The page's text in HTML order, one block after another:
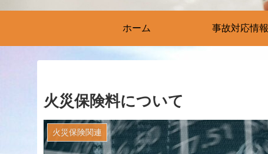
ホーム 事故対応情報
火災保険料について
火災保険関連